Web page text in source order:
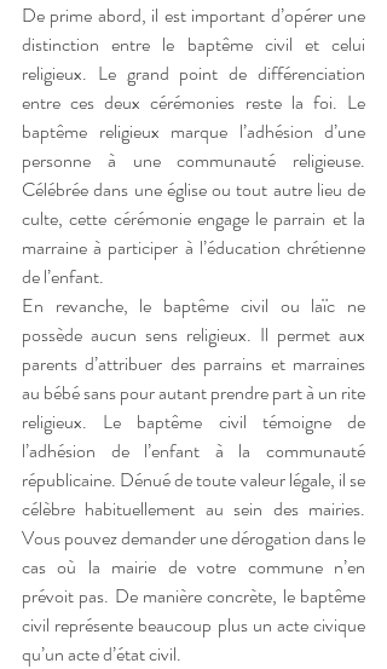
De prime abord, il est important d’opérer une
distinction entre le baptême civil et celui
religieux. Le grand point de différenciation
entre ces deux cérémonies reste la foi. Le
baptême religieux marque l’adhésion d’une
personne à une communauté religieuse.
Célébrée dans une église ou tout autre lieu de
culte, cette cérémonie engage le parrain et la
marraine à participer à l’éducation chrétienne
de l’enfant.
En revanche, le baptême civil ou laïc ne
possède aucun sens religieux. Il permet aux
parents d’attribuer des parrains et marraines
au bébé sans pour autant prendre part à un rite
religieux. Le baptême civil témoigne de
l’adhésion de l’enfant à la communauté
républicaine. Dénué de toute valeur légale, il se
célèbre habituellement au sein des mairies.
Vous pouvez demander une dérogation dans le
cas où la mairie de votre commune n’en
prévoit pas. De manière concrète, le baptême
civil représente beaucoup plus un acte civique
qu’un acte d’état civil.